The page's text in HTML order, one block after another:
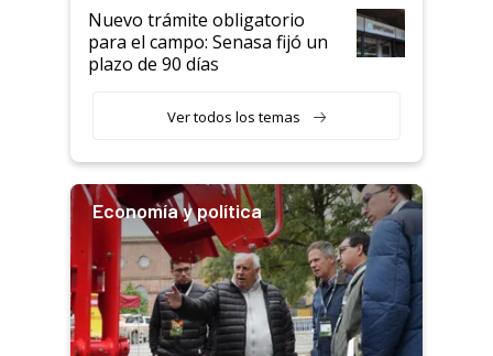
Nuevo trámite obligatorio
para el campo: Senasa fijó un
plazo de 90 días
Ver todos los temas
Economía y política